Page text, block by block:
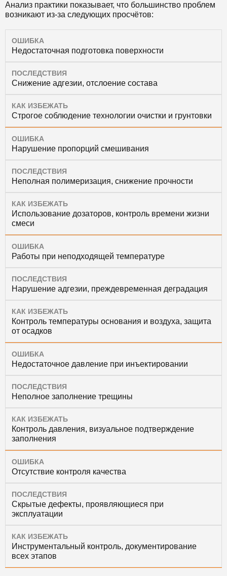
Анализ практики показывает, что большинство проблем
возникают из-за следующих просчётов:
ОШИБКА
Недостаточная подготовка поверхности
ПОСЛЕДСТВИЯ
Снижение адгезии, отслоение состава
КАК ИЗБЕЖАТЬ
Строгое соблюдение технологии очистки и грунтовки
ОШИБКА
Нарушение пропорций смешивания
ПОСЛЕДСТВИЯ
Неполная полимеризация, снижение прочности
КАК ИЗБЕЖАТЬ
Использование дозаторов, контроль времени жизни
смеси
ОШИБКА
Работы при неподходящей температуре
ПОСЛЕДСТВИЯ
Нарушение адгезии, преждевременная деградация
КАК ИЗБЕЖАТЬ
Контроль температуры основания и воздуха, защита
от осадков
ОШИБКА
Недостаточное давление при инъектировании
ПОСЛЕДСТВИЯ
Неполное заполнение трещины
КАК ИЗБЕЖАТЬ
Контроль давления, визуальное подтверждение
заполнения
ОШИБКА
Отсутствие контроля качества
ПОСЛЕДСТВИЯ
Скрытые дефекты, проявляющиеся при
эксплуатации
КАК ИЗБЕЖАТЬ
Инструментальный контроль, документирование
всех этапов